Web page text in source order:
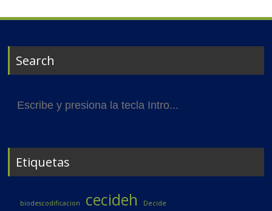
Search
Etiquetas
biodescodificacion cecideh Decide